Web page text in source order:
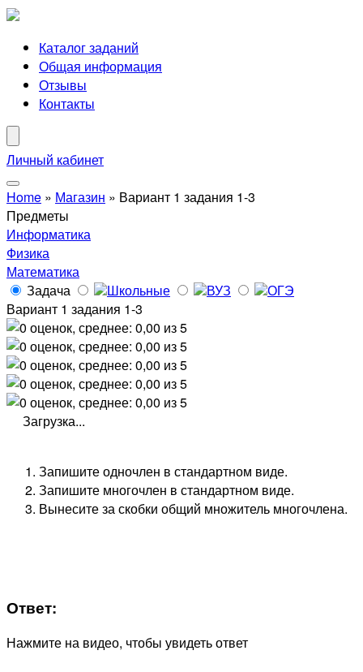
Каталог заданий
Общая информация
Отзывы
Контакты
Личный кабинет
Home » Магазин » Вариант 1 задания 1-3
Предметы
Информатика
Физика
Математика
Задача
Школьные ВУЗ
ОГЭ
Вариант 1 задания 1-3
Загрузка...
Запишите одночлен в стандартном виде.
Запишите многочлен в стандартном виде.
Вынесите за скобки общий множитель многочлена.
Ответ:
Нажмите на видео, чтобы увидеть ответ